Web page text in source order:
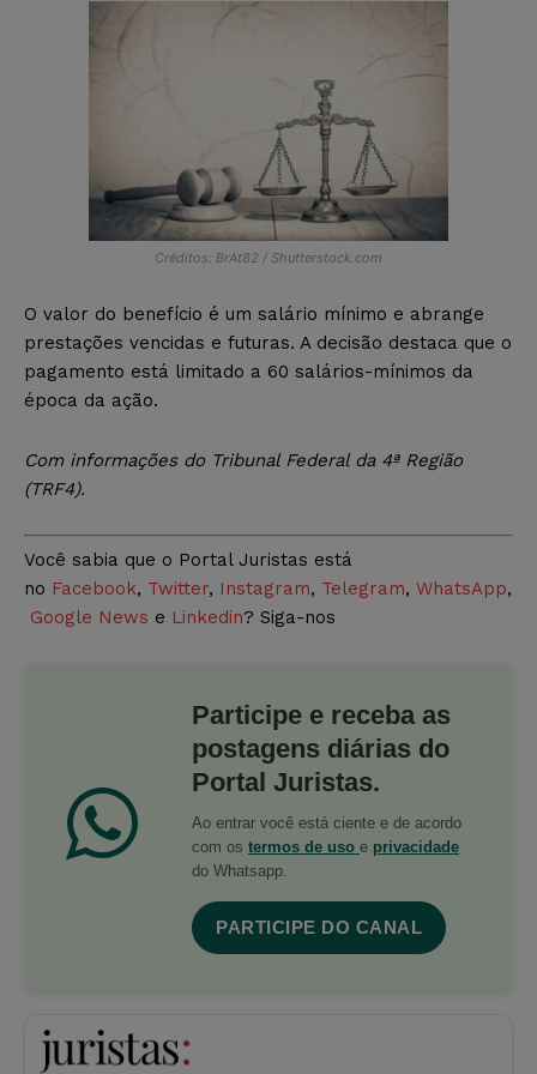
Créditos: BrAt82 / Shutterstock.com
O valor do benefício é um salário mínimo e abrange
prestações vencidas e futuras. A decisão destaca que o
pagamento está limitado a 60 salários-mínimos da
época da ação.
Com informações do Tribunal Federal da 4ª Região
(TRF4).
Você sabia que o Portal Juristas está
no Facebook, Twitter, Instagram, Telegram, WhatsApp,
Google News e Linkedin? Siga-nos
Participe e receba as
postagens diárias do
Portal Juristas.
Ao entrar você está ciente e de acordo
com os termos de uso e privacidade
do Whatsapp.
PARTICIPE DO CANAL